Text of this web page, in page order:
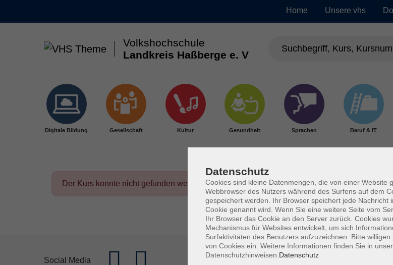
Home Unsere vhs
Volkshochschule
Landkreis Haßberge e. V
Digitale Bildung Gesellschaft Kultur Gesundheit Sprachen Beruf & IT
Der Kurs konnte nicht gefunden werden.
Social Media
Datenschutz
Cookies sind kleine Datenmengen, die von einer Website
Webbrowser des Nutzers während des Surfens auf dem
gespeichert werden. Ihr Browser speichert jede Nachricht
Cookie genannt wird. Wenn Sie eine weitere Seite vom
Ihr Browser das Cookie an den Server zurück. Cookies
Mechanismus für Websites entwickelt, um sich
Surfaktivitäten des Benutzers aufzuzeichnen. Bitte willigen
von Cookies ein. Weitere Informationen finden Sie in
Datenschutzhinweisen. Datenschutz